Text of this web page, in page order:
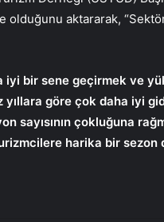
olduğunu aktararak,
iyi bir sene geçirmek ve
göre çok daha iyi
sayısının çokluğuna
harika bir sezon